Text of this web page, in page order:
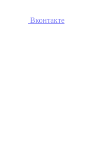
Вконтакте